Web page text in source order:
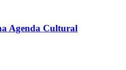
Agenda Cultural